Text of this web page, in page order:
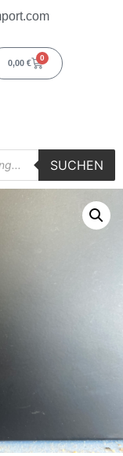
0,00 €
0
SUCHEN